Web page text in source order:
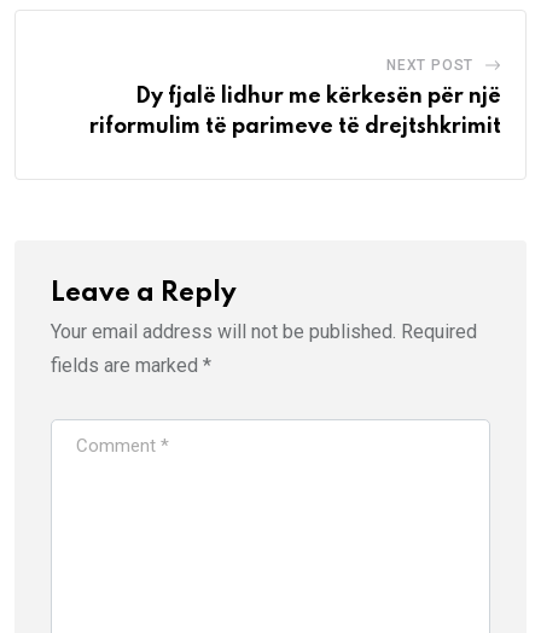
NEXT POST
Dy fjalë lidhur me kërkesën për një
riformulim të parimeve të drejtshkrimit
Leave a Reply
Your email address will not be published. Required
fields are marked *